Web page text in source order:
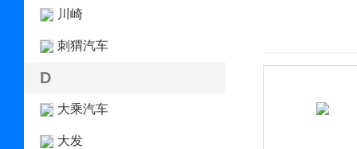
川崎
刺猬汽车
D
大乘汽车
大发